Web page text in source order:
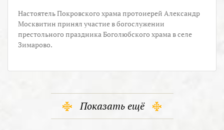
Настоятель Покровского храма протоиерей Александр
Москвитин принял участие в богослужении
престольного праздника Боголюбского храма в селе
Зимарово.
Показать ещё